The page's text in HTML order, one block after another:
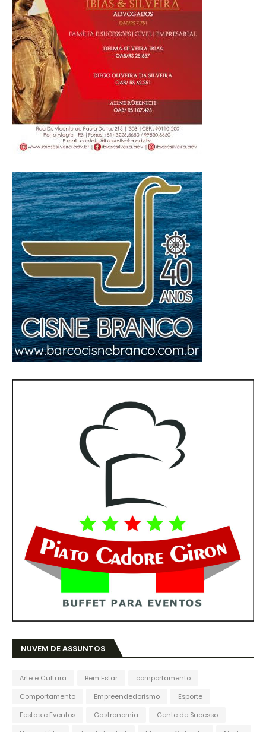
NUVEM DE ASSUNTOS
Arte e Cultura Bem Estar
comportamento
Comportamento
Empreendedorismo
Esporte
Festas e Eventos
Gastronomia
Gente de Sucesso